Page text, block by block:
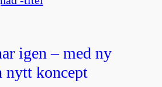
igen – med ny
nytt koncept